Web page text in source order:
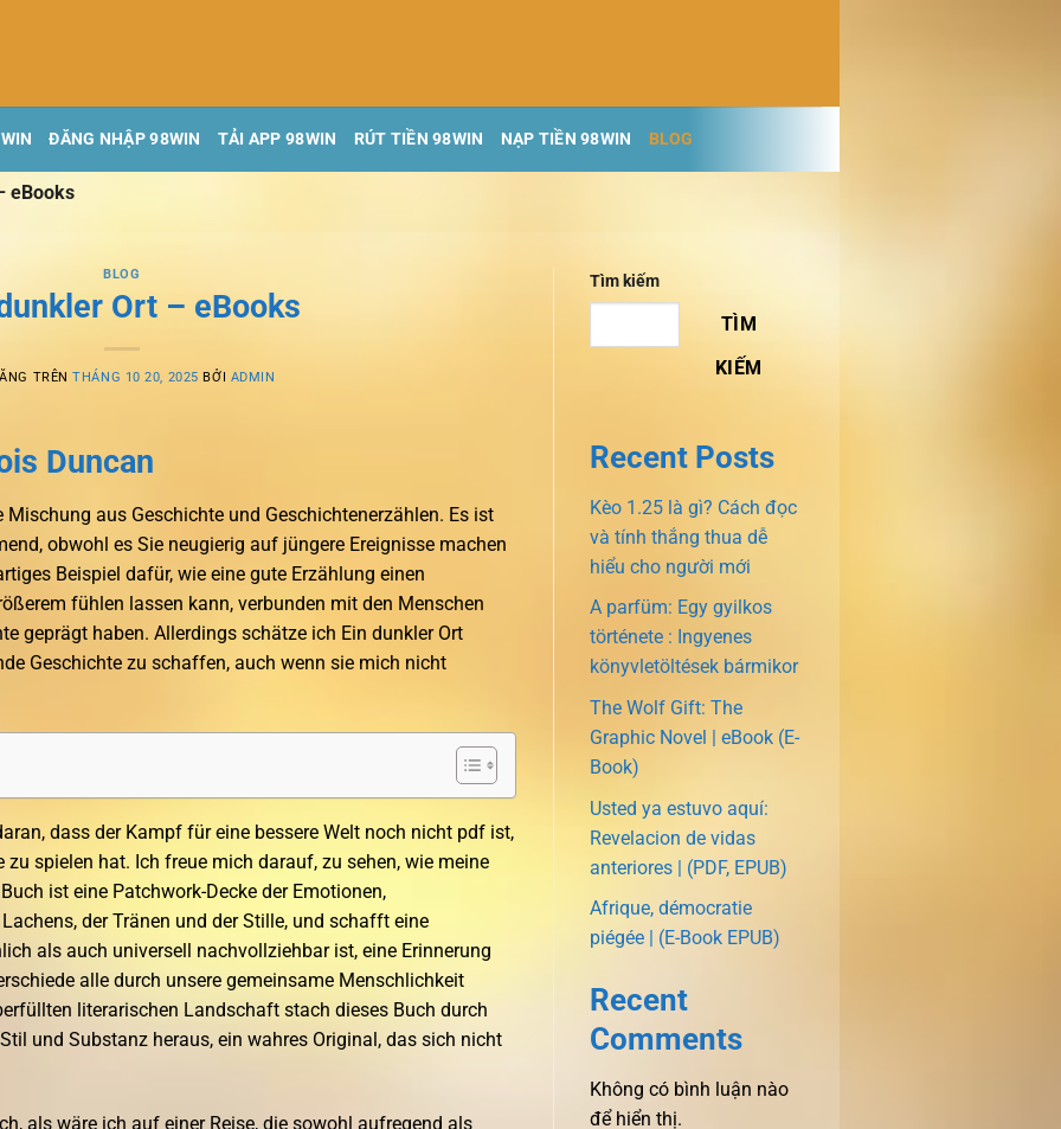
ĐĂNG NHẬP 98WIN TẢI APP 98WIN RÚT TIỀN 98WIN NẠP TIỀN 98WIN BLOG
eBooks
BLOG
Ort – eBooks
TRÊNTHÁNG 10 20, 2025 BỞI ADMIN
Duncan
aus Geschichte und Geschichtenerzählen. Es ist
obwohl es Sie neugierig auf jüngere Ereignisse machen
Beispiel dafür, wie eine gute Erzählung einen
fühlen lassen kann, verbunden mit den Menschen
geprägt haben. Allerdings schätze ich Ein dunkler Ort
Geschichte zu schaffen, auch wenn sie mich nicht
dass der Kampf für eine bessere Welt noch nicht pdf ist,
zu spielen hat. Ich freue mich darauf, zu sehen, wie meine
ist eine Patchwork-Decke der Emotionen,
der Tränen und der Stille, und schafft eine
als auch universell nachvollziehbar ist, eine Erinnerung
alle durch unsere gemeinsame Menschlichkeit
literarischen Landschaft stach dieses Buch durch
und Substanz heraus, ein wahres Original, das sich nicht
als wäre ich auf einer Reise, die sowohl aufregend als
Tìm kiếm
TÌM
KIẾM
Recent Posts
Kèo 1.25 là gì? Cách đọc
và tính thắng thua dễ
hiểu cho người mới
A parfüm: Egy gyilkos
története : Ingyenes
könyvletöltések bármikor
The Wolf Gift: The
Graphic Novel | eBook (E-
Book)
Usted ya estuvo aquí:
Revelacion de vidas
anteriores | (PDF, EPUB)
Afrique, démocratie
piégée | (E-Book EPUB)
Recent
Comments
Không có bình luận nào
để hiển thị.